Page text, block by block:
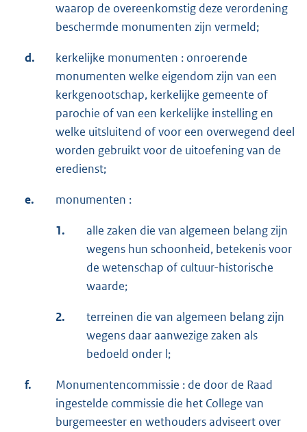
waarop de overeenkomstig deze verordening
beschermde monumenten zijn vermeld;
d.
kerkelijke monumenten : onroerende
monumenten welke eigendom zijn van een
kerkgenootschap, kerkelijke gemeente of
parochie of van een kerkelijke instelling en
welke uitsluitend of voor een overwegend deel
worden gebruikt voor de uitoefening van de
eredienst;
e. monumenten :
1.
alle zaken die van algemeen belang zijn
wegens hun schoonheid, betekenis voor
de wetenschap of cultuur-historische
waarde;
2.
terreinen die van algemeen belang zijn
wegens daar aanwezige zaken als
bedoeld onder l;
f.
Monumentencommissie : de door de Raad
ingestelde commissie die het College van
burgemeester en wethouders adviseert over